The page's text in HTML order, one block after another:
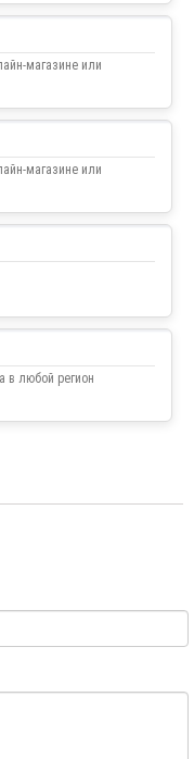
магазине или
магазине или
в любой регион